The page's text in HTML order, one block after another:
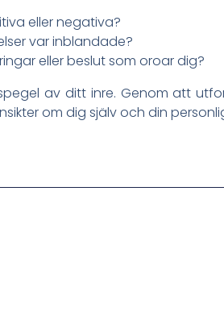
eller negativa?
var inblandade?
eller beslut som oroar dig?
av ditt inre. Genom att
om dig själv och din